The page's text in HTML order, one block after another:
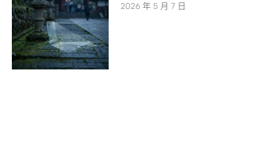
2026 年 5 月 7 日